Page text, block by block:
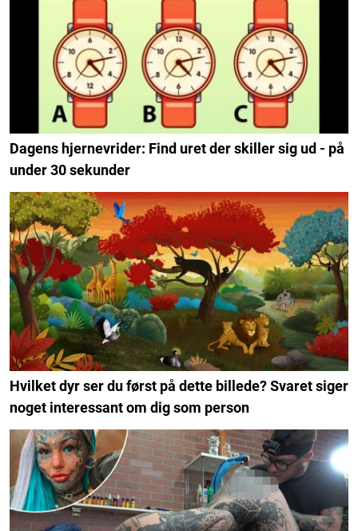
Dagens hjernevrider: Find uret der skiller sig ud - på
under 30 sekunder
Hvilket dyr ser du først på dette billede? Svaret siger
noget interessant om dig som person